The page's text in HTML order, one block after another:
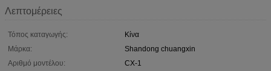
Λεπτομέρειες
Τόπος καταγωγής:
Κίνα
Μάρκα:
Shandong chuangxin
Αριθμό μοντέλου:
CX-1